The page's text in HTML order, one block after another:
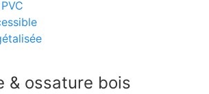
& ossature bois